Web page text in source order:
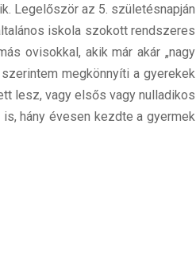
Legelőször az 5. születésnapján
iskola szokott rendszeres
ovisokkal, akik már akár „nagy
megkönnyíti a gyerekek
lesz, vagy elsős vagy nulladikos
hány évesen kezdte a gyermek